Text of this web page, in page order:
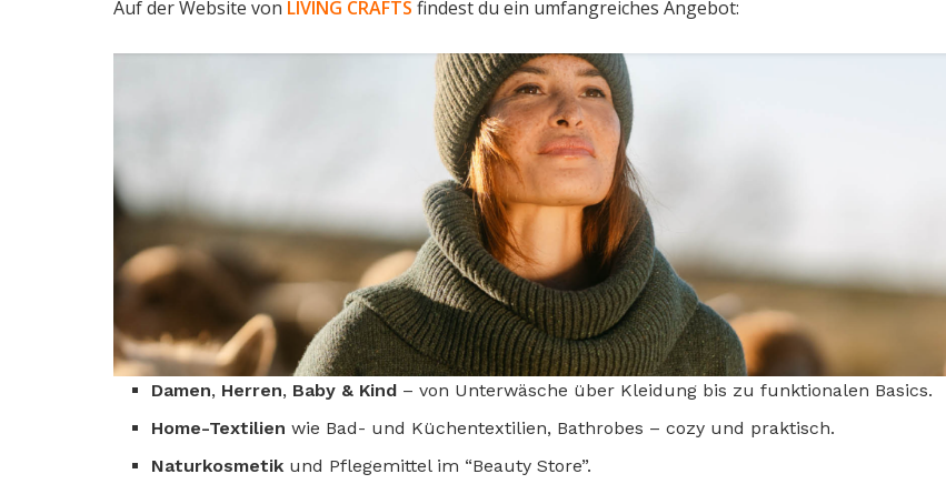
Auf der Website von LIVING CRAFTS findest du ein umfangreiches Angebot:
Damen, Herren, Baby & Kind – von Unterwäsche über Kleidung bis zu funktionalen Basics.
Home-Textilien wie Bad- und Küchentextilien, Bathrobes – cozy und praktisch.
Naturkosmetik und Pflegemittel im “Beauty Store”.